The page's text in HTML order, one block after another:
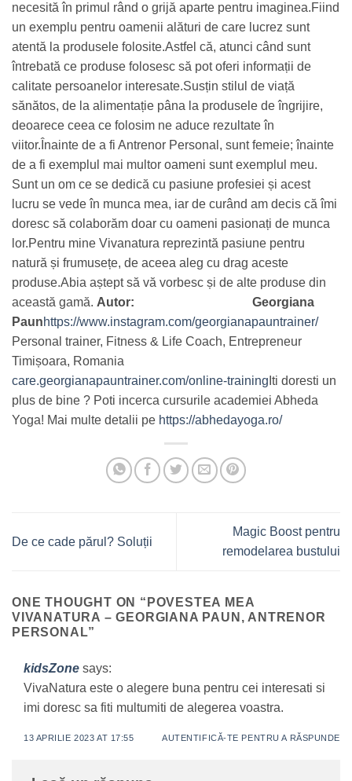
necesită în primul rând o grijă aparte pentru imaginea.Fiind
un exemplu pentru oamenii alături de care lucrez sunt
atentă la produsele folosite.Astfel că, atunci când sunt
întrebată ce produse folosesc să pot oferi informații de
calitate persoanelor interesate.Susțin stilul de viață
sănătos, de la alimentație pâna la produsele de îngrijire,
deoarece ceea ce folosim ne aduce rezultate în
viitor. Înainte de a fi Antrenor Personal, sunt femeie; înainte
de a fi exemplul mai multor oameni sunt exemplul meu.
Sunt un om ce se dedică cu pasiune profesiei și acest
lucru se vede în munca mea, iar de curând am decis că îmi
doresc să colaborăm doar cu oameni pasionați de munca
lor.Pentru mine Vivanatura reprezintă pasiune pentru
natură și frumusețe, de aceea aleg cu drag aceste
produse.Abia aștept să vă vorbesc și de alte produse din
această gamă. Autor:
Georgiana
Paunhttps://www.instagram.com/georgianapauntrainer/
Personal trainer, Fitness & Life Coach, Entrepreneur
Timișoara, Romania
care.georgianapauntrainer.com/online-training Iti doresti un
plus de bine ? Poti incerca cursurile academiei Abheda
Yoga! Mai multe detalii pe https://abhedayoga.ro/
De ce cade părul? Soluții
Magic Boost pentru
remodelarea bustului
ONE THOUGHT ON “ POVESTEA MEA
VIVANATURA – GEORGIANA PAUN, ANTRENOR
PERSONAL”
kidsZone says:
VivaNatura este o alegere buna pentru cei interesati si
imi doresc sa fiti multumiti de alegerea voastra.
13 APRILIE 2023 AT 17:55 AUTENTIFICĂ-TE PENTRU A RĂSPUNDE